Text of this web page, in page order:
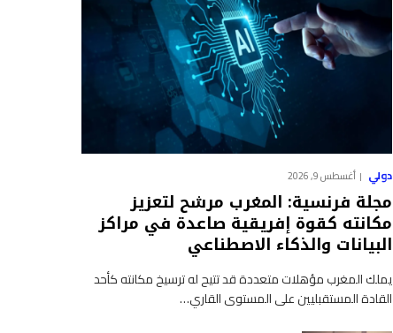
دولي أغسطس 9, 2026
مجلة فرنسية: المغرب مرشح لتعزيز
مكانته كقوة إفريقية صاعدة في مراكز
البيانات والذكاء الاصطناعي
يملك المغرب مؤهلات متعددة قد تتيح له ترسيخ مكانته كأحد
القادة المستقبليين على المستوى القاري…